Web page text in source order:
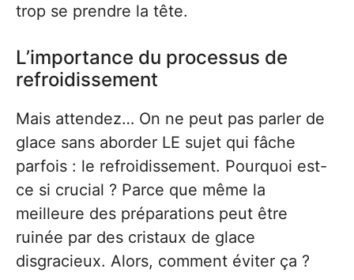
trop se prendre la tête.
L’importance du processus de
refroidissement
Mais attendez… On ne peut pas parler de
glace sans aborder LE sujet qui fâche
parfois : le refroidissement. Pourquoi est-
ce si crucial ? Parce que même la
meilleure des préparations peut être
ruinée par des cristaux de glace
disgracieux. Alors, comment éviter ça ?